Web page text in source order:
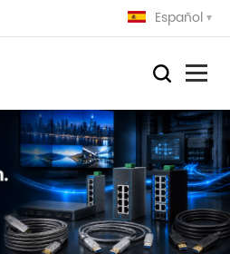
Español